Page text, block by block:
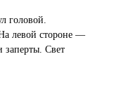
головой.
левой стороне —
заперты. Свет